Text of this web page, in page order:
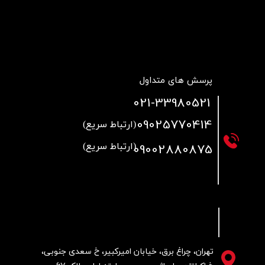
تهران، چراغ برق، خیابان امیرکبیر، خ سعدی جنوبی،
پرسش های متداول
021-33980521
09025770414(ارتباط سریع)
09002880875(ارتباط سریع)